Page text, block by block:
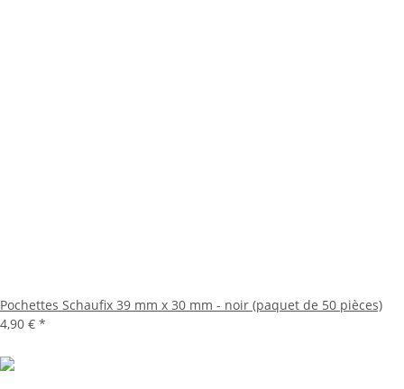
Pochettes Schaufix 39 mm x 30 mm - noir (paquet de 50 pièces)
4,90 € *